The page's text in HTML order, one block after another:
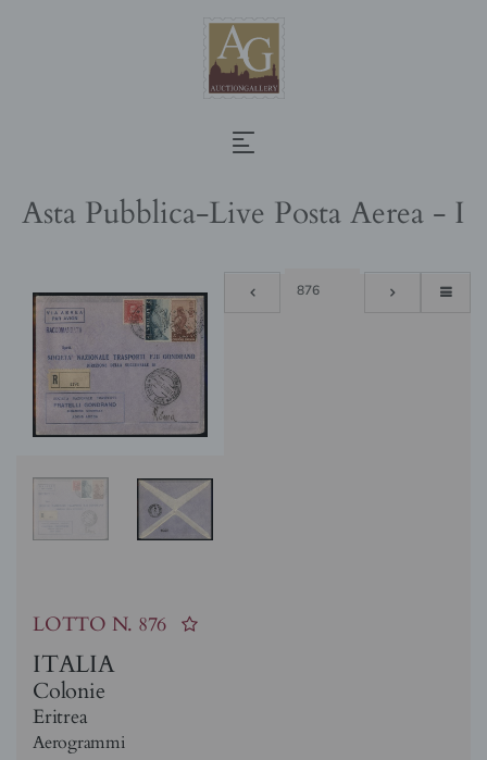
Asta Pubblica-Live Posta Aerea - I
LOTTO N. 876
ITALIA
Colonie
Eritrea
Aerogrammi